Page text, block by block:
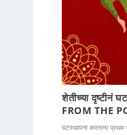
शेतीच्या दृष्टीनं
FROM THE
घटस्थापना करताना प्रथम